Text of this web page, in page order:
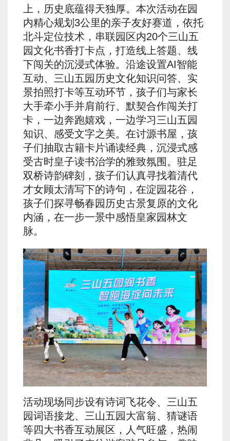
上，历史底蕴得天独厚。本次活动在园
内精心规划3公里的亲子友好赛道，依托
北斗定位技术，串联园区内20个三山五
园文化书香打卡点，打造线上答题、线
下闯关的沉浸式体验。沿途设置AI智能
互动、三山五园历史文化知识问答、实
景拍照打卡等互动环节，孩子们与家长
大手牵小手并肩前行、默契合作闯关打
卡，一边奔跑嬉戏，一边学习三山五园
知识、感受文字之美。在讨源书屋，孩
子们抽取古籍卡片诵读经典，沉浸式感
受古时皇子读书治学的雅致氛围。驻足
双桥诗韵碑刻，孩子们认真寻找着清代
才女顾太清写下的诗句，在淀园花谷，
孩子们探寻畅春园历史古景复原的文化
内涵，在一步一景中感悟皇家园林文
脉。
活动现场同步设有诗词飞花令、三山五
园词语接龙、三山五园大富翁、猜谜语
等四大书香互动展区，人气旺盛，热闹